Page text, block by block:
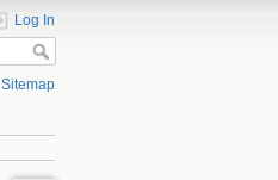
Log In
Sitemap